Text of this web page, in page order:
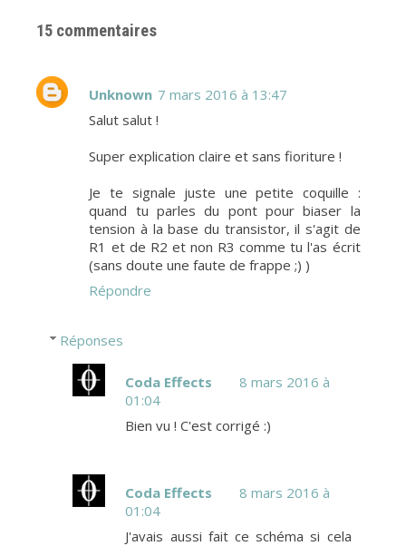
15 commentaires
Unknown 7 mars 2016 à 13:47
Salut salut !
Super explication claire et sans fioriture !
Je te signale juste une petite coquille :
quand tu parles du pont pour biaser la
tension à la base du transistor, il s'agit de
R1 et de R2 et non R3 comme tu l'as écrit
(sans doute une faute de frappe ;) )
Répondre
Réponses
Coda Effects
8 mars 2016 à
01:04
Bien vu ! C'est corrigé :)
Coda Effects
8 mars 2016 à
01:04
J'avais aussi fait ce schéma si cela